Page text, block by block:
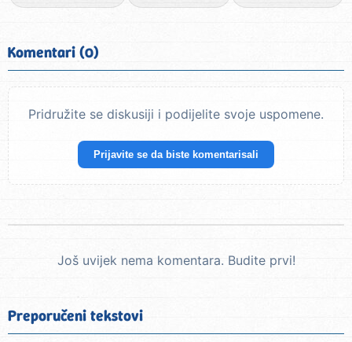
Komentari (0)
Pridružite se diskusiji i podijelite svoje uspomene.
Prijavite se da biste komentarisali
Još uvijek nema komentara. Budite prvi!
Preporučeni tekstovi